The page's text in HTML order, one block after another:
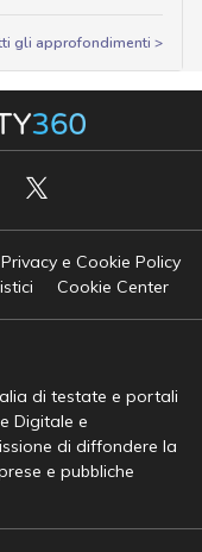
gli approfondimenti >
Privacy e Cookie Policy
Cookie Center
di testate e portali
Digitale e
di diffondere la
e pubbliche